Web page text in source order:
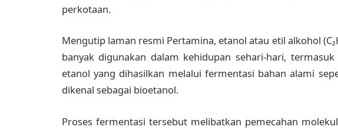
perkotaan.
Mengutip laman resmi Pertamina, etanol atau etil alkohol
banyak digunakan dalam kehidupan sehari-hari,
etanol yang dihasilkan melalui fermentasi bahan alami
dikenal sebagai bioetanol.
Proses fermentasi tersebut melibatkan pemecahan